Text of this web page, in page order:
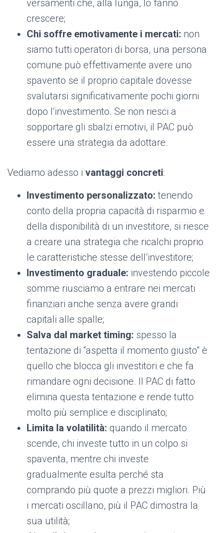
versamenti che, alla lunga, lo fanno
crescere;
Chi soffre emotivamente i mercati: non
siamo tutti operatori di borsa, una persona
comune può effettivamente avere uno
spavento se il proprio capitale dovesse
svalutarsi significativamente pochi giorni
dopo l’investimento. Se non riesci a
sopportare gli sbalzi emotivi, il PAC può
essere una strategia da adottare.
Vediamo adesso i vantaggi concreti:
Investimento personalizzato: tenendo
conto della propria capacità di risparmio e
della disponibilità di un investitore, si riesce
a creare una strategia che ricalchi proprio
le caratteristiche stesse dell’investitore;
Investimento graduale: investendo piccole
somme riusciamo a entrare nei mercati
finanziari anche senza avere grandi
capitali alle spalle;
Salva dal market timing: spesso la
tentazione di “aspetta il momento giusto” è
quello che blocca gli investitori e che fa
rimandare ogni decisione. Il PAC di fatto
elimina questa tentazione e rende tutto
molto più semplice e disciplinato;
Limita la volatilità: quando il mercato
scende, chi investe tutto in un colpo si
spaventa, mentre chi investe
gradualmente esulta perché sta
comprando più quote a prezzi migliori. Più
i mercati oscillano, più il PAC dimostra la
sua utilità;